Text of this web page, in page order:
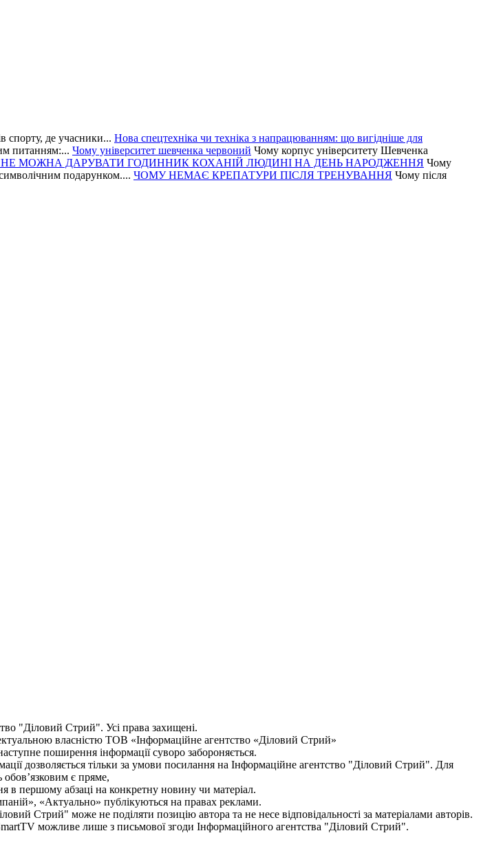
спорту, де учасники... Нова спецтехніка чи техніка з напрацюванням: що вигідніше для
питанням:... Чому університет шевченка червоний Чому корпус університету Шевченка
МОЖНА ДАРУВАТИ ГОДИННИК КОХАНІЙ ЛЮДИНІ НА ДЕНЬ НАРОДЖЕННЯ Чому
подарунком.... ЧОМУ НЕМАЄ КРЕПАТУРИ ПІСЛЯ ТРЕНУВАННЯ Чому після
"Діловий Стрий". Усі права захищені.
власністю ТОВ «Інформаційне агентство «Діловий Стрий»
поширення iнформацiї суворо забороняється.
дозволяється тільки за умови посилання на Інформаційне агентство "Діловий Стрий". Для
обов’язковим є пряме,
в першому абзаці на конкретну новину чи матеріал.
«Актуально» публікуються на правах реклами.
Стрий" може не поділяти позицію автора та не несе відповідальності за матеріалами авторів.
можливе лише з письмової згоди Інформаційного агентства "Діловий Стрий".